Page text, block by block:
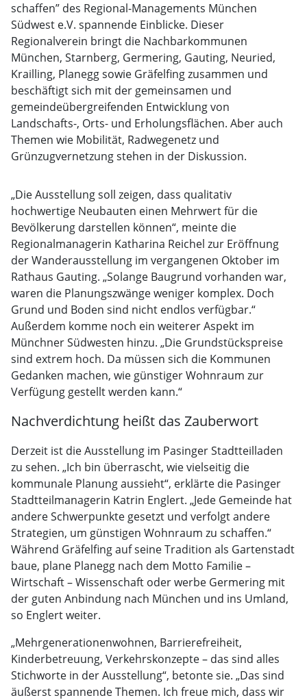
schaffen” des Regional-Managements München
Südwest e.V. spannende Einblicke. Dieser
Regionalverein bringt die Nachbarkommunen
München, Starnberg, Germering, Gauting, Neuried,
Krailling, Planegg sowie Gräfelfing zusammen und
beschäftigt sich mit der gemeinsamen und
gemeindeübergreifenden Entwicklung von
Landschafts-, Orts- und Erholungsflächen. Aber auch
Themen wie Mobilität, Radwegenetz und
Grünzugvernetzung stehen in der Diskussion.
„Die Ausstellung soll zeigen, dass qualitativ
hochwertige Neubauten einen Mehrwert für die
Bevölkerung darstellen können“, meinte die
Regionalmanagerin Katharina Reichel zur Eröffnung
der Wanderausstellung im vergangenen Oktober im
Rathaus Gauting. „Solange Baugrund vorhanden war,
waren die Planungszwänge weniger komplex. Doch
Grund und Boden sind nicht endlos verfügbar.“
Außerdem komme noch ein weiterer Aspekt im
Münchner Südwesten hinzu. „Die Grundstückspreise
sind extrem hoch. Da müssen sich die Kommunen
Gedanken machen, wie günstiger Wohnraum zur
Verfügung gestellt werden kann.“
Nachverdichtung heißt das Zauberwort
Derzeit ist die Ausstellung im Pasinger Stadtteilladen
zu sehen. „Ich bin überrascht, wie vielseitig die
kommunale Planung aussieht“, erklärte die Pasinger
Stadtteilmanagerin Katrin Englert. „Jede Gemeinde hat
andere Schwerpunkte gesetzt und verfolgt andere
Strategien, um günstigen Wohnraum zu schaffen.“
Während Gräfelfing auf seine Tradition als Gartenstadt
baue, plane Planegg nach dem Motto Familie –
Wirtschaft – Wissenschaft oder werbe Germering mit
der guten Anbindung nach München und ins Umland,
so Englert weiter.
„Mehrgenerationenwohnen, Barrierefreiheit,
Kinderbetreuung, Verkehrskonzepte – das sind alles
Stichworte in der Ausstellung“, betonte sie. „Das sind
äußerst spannende Themen. Ich freue mich, dass wir